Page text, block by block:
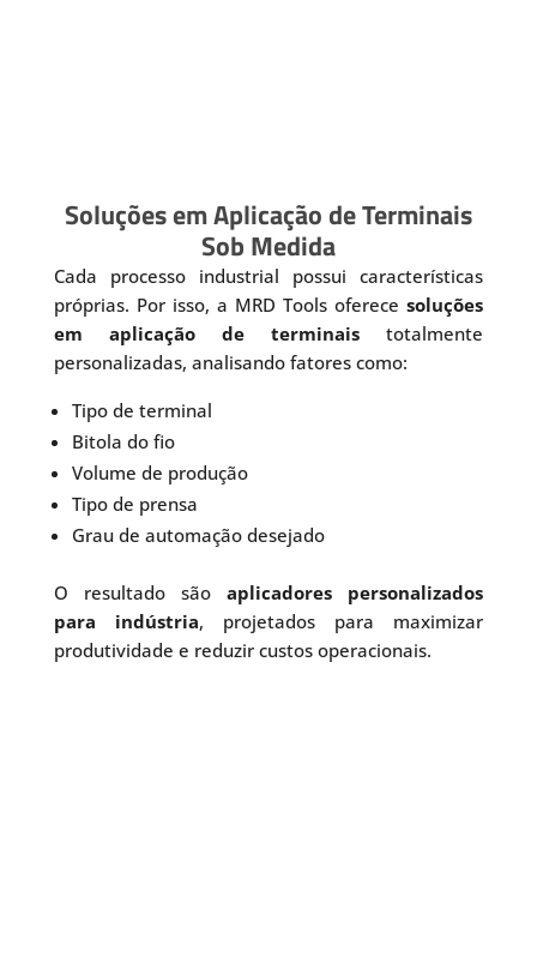
Soluções em Aplicação de Terminais
Sob Medida
Cada processo industrial possui características
próprias. Por isso, a MRD Tools oferecesoluções
em aplicação de terminais totalmente
personalizadas, analisando fatores como:
Tipo de terminal
Bitola do fio
Volume de produção
Tipo de prensa
Grau de automação desejado
O resultado sãoaplicadores personalizados
para indústria, projetados para maximizar
produtividade e reduzir custos operacionais.